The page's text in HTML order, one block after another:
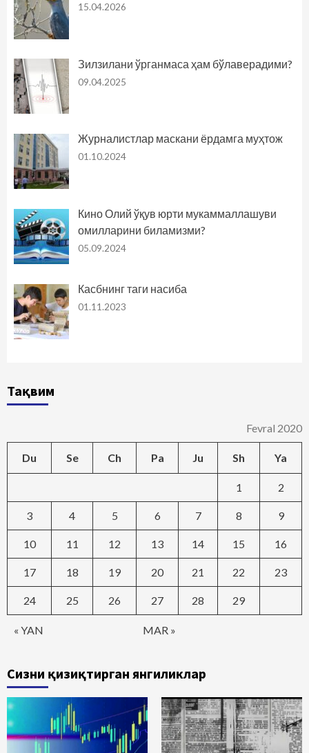
15.04.2026
Зилзилани ўрганмаса ҳам бўлаверадими?
09.04.2025
Журналистлар маскани ёрдамга муҳтож
01.10.2024
Кино Олий ўқув юрти мукаммаллашуви
омилларини биламизми?
05.09.2024
Касбнинг таги насиба
01.11.2023
Тақвим
Fevral 2020
Du Se Ch Pa Ju Sh Ya
« YAN MAR »
1 2
3 4 5 6 7 8 9
10 11 12 13 14 15 16
17 18 19 20 21 22 23
24 25 26 27 28 29
Сизни қизиқтирган янгиликлар